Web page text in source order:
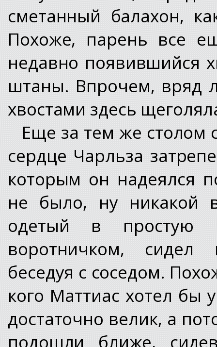
сметанный балахон,
Похоже, парень все
недавно появившийся
штаны. Впрочем, вряд
хвостами здесь
Еще за тем же столом
сердце Чарльза
которым он надеялся
не было, ну никакой
одетый в простую
воротничком, сидел
беседуя с соседом.
кого Маттиас хотел бы
достаточно велик, а
подошли ближе,